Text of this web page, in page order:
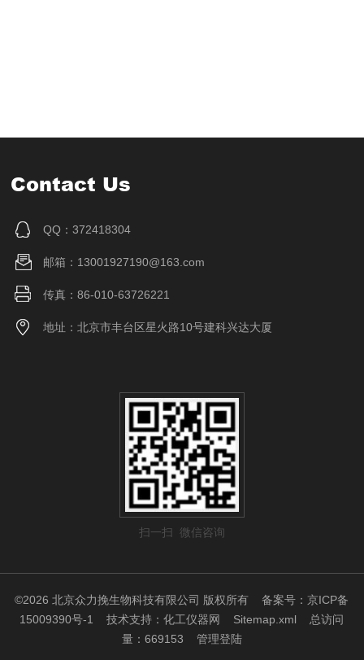
Contact Us
QQ：372418304
邮箱：13001927190@163.com
传真：86-010-63726221
地址：北京市丰台区星火路10号建科兴达大厦
扫一扫 微信咨询
©2026 北京众力挽生物科技有限公司 版权所有备案号：京ICP备
15009390号-1
技术支持：化工仪器网 Sitemap.xml 总访问
量：669153 管理登陆